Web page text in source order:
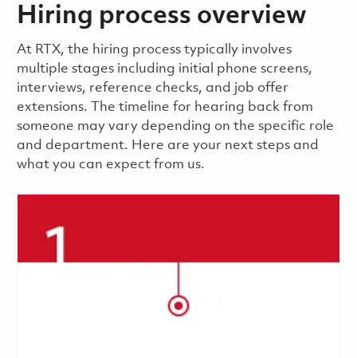
Hiring process overview
​​​​At RTX, the hiring process typically involves
multiple stages including initial phone screens,
interviews, reference checks, and job offer
extensions. The timeline for hearing back from
someone may vary depending on the specific role
and department. Here are your next steps and
what you can expect from us.